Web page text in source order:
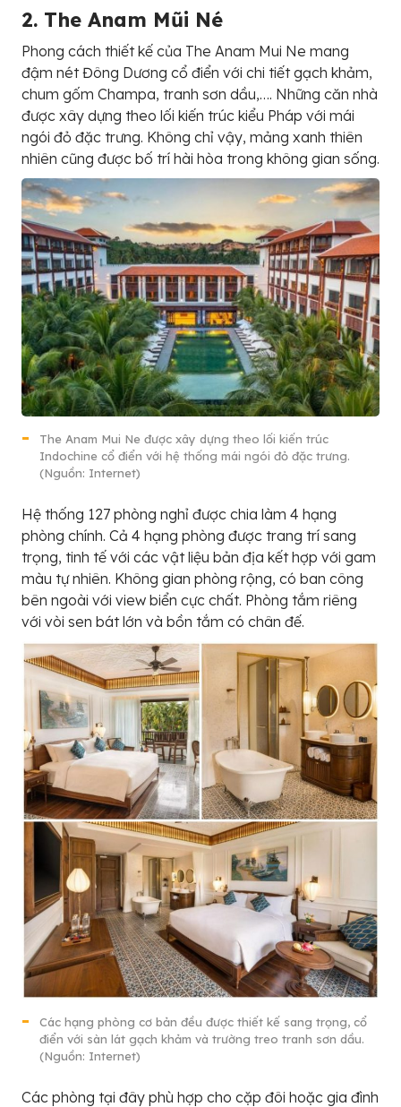
2. The Anam Mũi Né
Phong cách thiết kế của The Anam Mui Ne mang
đậm nét Đông Dương cổ điển với chi tiết gạch khảm,
chum gốm Champa, tranh sơn dầu,…. Những căn nhà
được xây dựng theo lối kiến trúc kiểu Pháp với mái
ngói đỏ đặc trưng. Không chỉ vậy, mảng xanh thiên
nhiên cũng được bố trí hài hòa trong không gian sống.
The Anam Mui Ne được xây dựng theo lối kiến trúc
Indochine cổ điển với hệ thống mái ngói đỏ đặc trưng.
(Nguồn: Internet)
Hệ thống 127 phòng nghỉ được chia làm 4 hạng
phòng chính. Cả 4 hạng phòng được trang trí sang
trọng, tinh tế với các vật liệu bản địa kết hợp với gam
màu tự nhiên. Không gian phòng rộng, có ban công
bên ngoài với view biển cực chất. Phòng tắm riêng
với vòi sen bát lớn và bồn tắm có chân đế.
Các hạng phòng cơ bản đều được thiết kế sang trọng, cổ
điển với sàn lát gạch khảm và trường treo tranh sơn dầu.
(Nguồn: Internet)
Các phòng tại đây phù hợp cho cặp đôi hoặc gia đình